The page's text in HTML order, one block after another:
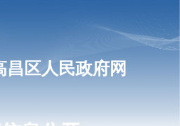
昌区人民政府网